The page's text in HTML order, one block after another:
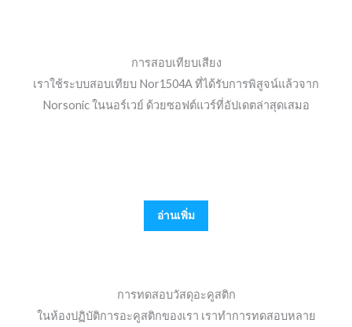
การสอบเทียบเสียง
เราใช้ระบบสอบเทียบ Nor1504A ที่ได้รับการพิสูจน์แล้วจาก
Norsonic ในนอร์เวย์ ด้วยซอฟต์แวร์ที่อัปเดตล่าสุดเสมอ
อ่านเพิ่ม
การทดสอบวัสดุอะคูสติก
ในห้องปฏิบัติการอะคูสติกของเรา เราทำการทดสอบหลาย